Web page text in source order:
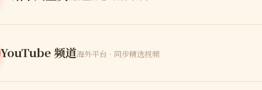
YouTube 频道海外平台 · 同步精选视频